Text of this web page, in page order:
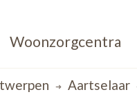
Woonzorgcentra
Aartselaar